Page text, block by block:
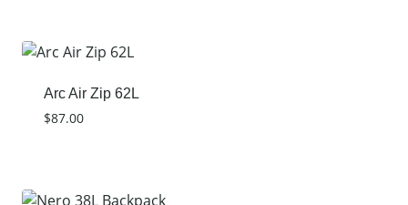
Arc Air Zip 62L
$87.00